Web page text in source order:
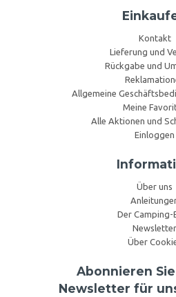
Kontakt
Lieferung und
Rückgabe und
Allgemeine
Meine
Alle Aktionen und
Einloggen
Über uns
Der Camping-
Newsletter
Über
Abonnieren
Newsletter für